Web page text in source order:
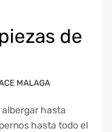
de
MALAGA
albergar hasta
hasta todo el